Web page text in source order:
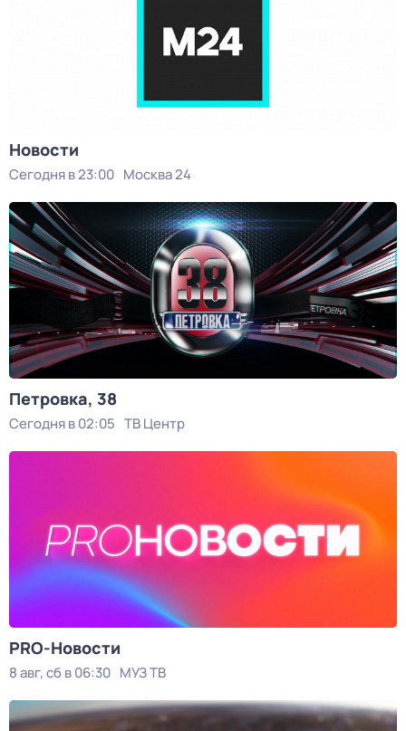
Новости
Сегодня в 23:00 Москва 24
Петровка, 38
Сегодня в 02:05 ТВ Центр
PRO-Новости
8 авг, сб в 06:30 МУЗ ТВ